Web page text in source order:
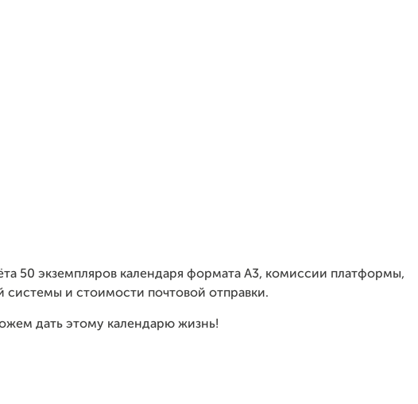
50 экземпляров календаря формата А3, комиссии платформы,
системы и стоимости почтовой отправки.
дать этому календарю жизнь!